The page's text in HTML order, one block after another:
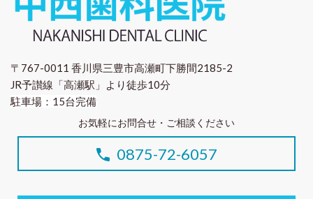
〒767-0011 香川県三豊市高瀬町下勝間2185-2
JR予讃線「高瀬駅」より徒歩10分
駐車場：15台完備
お気軽にお問合せ・ご相談ください
0875-72-6057